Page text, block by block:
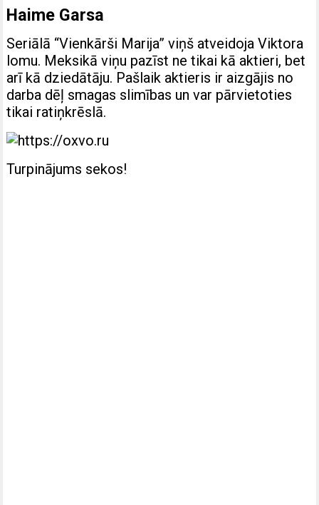
Haime Garsa
Seriālā “Vienkārši Marija” viņš atveidoja Viktora
lomu. Meksikā viņu pazīst ne tikai kā aktieri, bet
arī kā dziedātāju. Pašlaik aktieris ir aizgājis no
darba dēļ smagas slimības un var pārvietoties
tikai ratiņkrēslā.
Turpinājums sekos!